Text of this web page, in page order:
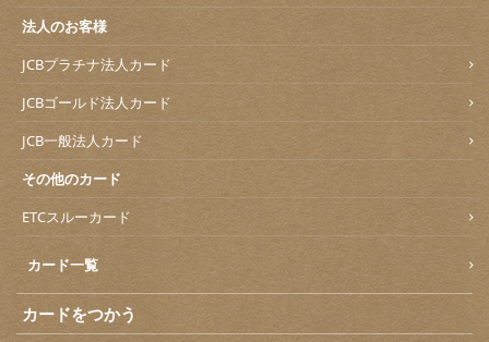
法人のお客様
JCBプラチナ法人カード
JCBゴールド法人カード
JCB一般法人カード
その他のカード
ETCスルーカード
カード一覧
カードをつかう